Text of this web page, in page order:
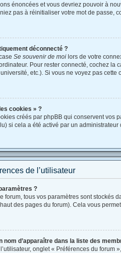
énoncées et vous devriez pouvoir à
pas à réinitialiser votre mot de passe,
déconnecté ?
Se souvenir de moi lors de votre
Pour rester connecté, cochez la
etc.). Si vous ne voyez pas
cookies » ?
créés par phpBB qui conservent vos
si cela a été activé par un
de l’utilisateur
?
forum, tous vos paramètres sont stockés
des pages du forum). Cela vous
nom d’apparaître dans la liste des
onglet « Préférences du forum